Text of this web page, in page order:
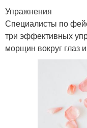
Упражнения
Специалисты по
три эффективных
морщин вокруг глаз